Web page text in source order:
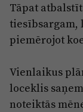
Tāpat
tiesībsargam,
piemērojot
Vienlaikus
loceklis
noteiktās